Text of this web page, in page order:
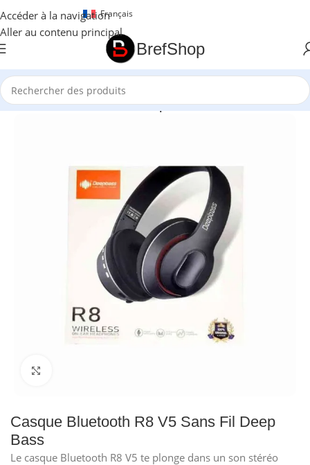
Accéder à la navigation
Aller au contenu principal
Français
BrefShop
Accueil/ Accessoires Electroniques
Casque Bluetooth R8 V5 Sans Fil Deep
Bass
Le casque Bluetooth R8 V5 te plonge dans un son stéréo